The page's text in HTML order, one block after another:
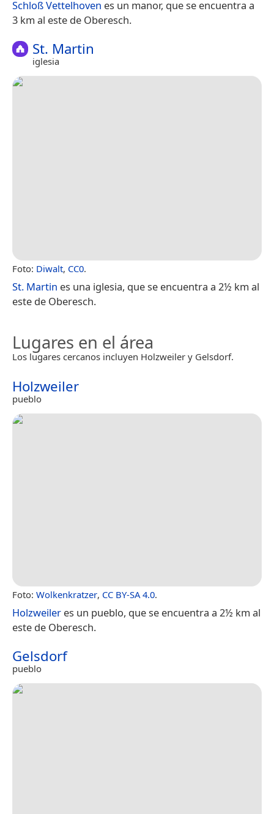
Schloß Vettelhoven es un manor, que se encuentra a
3 km al este de Oberesch.
St. Martin
iglesia
Foto: Diwalt, CC0.
St. Martin es una iglesia, que se encuentra a 2½ km al
este de Oberesch.
Lugares en el área
Los lugares cercanos incluyen Holzweiler y Gelsdorf.
Holzweiler
pueblo
Foto: Wolkenkratzer, CC BY-SA 4.0.
Holzweiler es un pueblo, que se encuentra a 2½ km al
este de Oberesch.
Gelsdorf
pueblo